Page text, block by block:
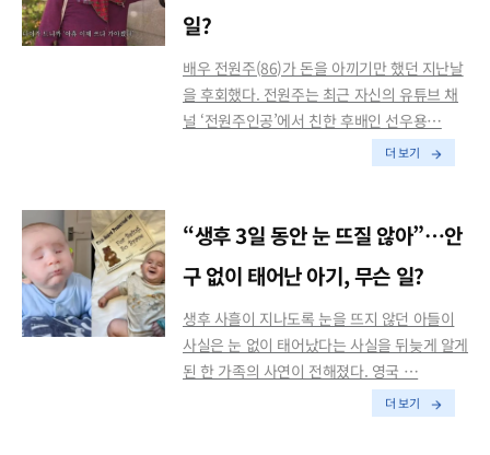
일?
배우 전원주(86)가 돈을 아끼기만 했던 지난날
을 후회했다. 전원주는 최근 자신의 유튜브 채
널 ‘전원주인공’에서 친한 후배인 선우용…
더 보기
“생후 3일 동안 눈 뜨질 않아”…안
구 없이 태어난 아기, 무슨 일?
생후 사흘이 지나도록 눈을 뜨지 않던 아들이
사실은 눈 없이 태어났다는 사실을 뒤늦게 알게
된 한 가족의 사연이 전해졌다. 영국 …
더 보기